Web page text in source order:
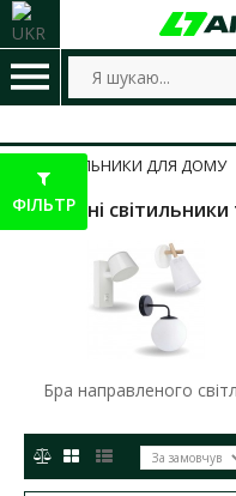
СВІТИЛЬНИКИ ДЛЯ ДОМУ
Настінні
Бра направленого
ФІЛЬТР